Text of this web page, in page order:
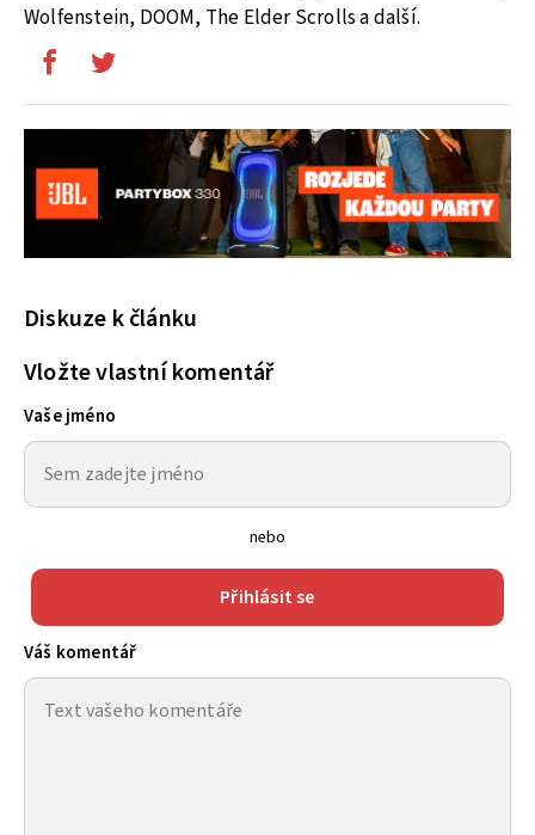
Wolfenstein, DOOM, The Elder Scrolls a další.
Diskuze k článku
Vložte vlastní komentář
Vaše jméno
nebo
Přihlásit se
Váš komentář